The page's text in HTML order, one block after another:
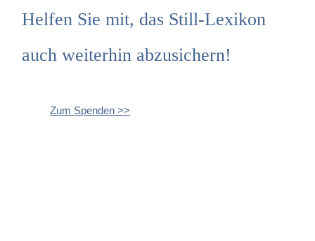
Helfen Sie mit, das Still-Lexikon
auch weiterhin abzusichern!
Zum Spenden >>